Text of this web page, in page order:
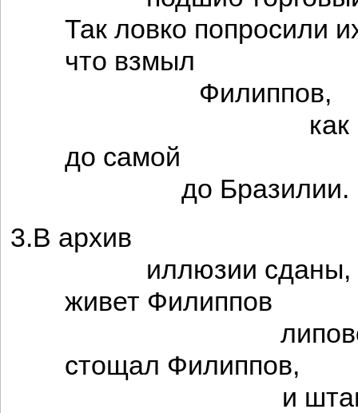
Так ловко попросили
что взмыл
Филиппов,
как
до самой
до Бразилии.
3.В архив
иллюзии сданы,
живет Филиппов
стощал Филиппов,
и